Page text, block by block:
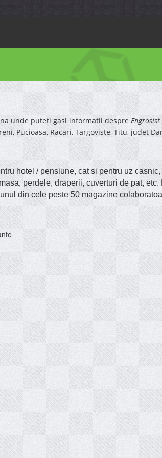
unde puteti gasi informatii despre
Pucioasa, Racari, Targoviste, Titu, judet
hotel / pensiune, cat si pentru uz
perdele, draperii, cuverturi de pat, etc.
din cele peste 50 magazine